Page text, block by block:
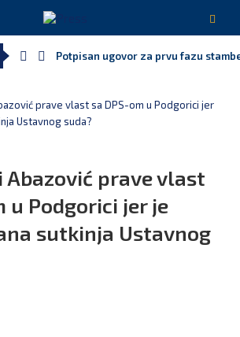
Potpisan ugovor za prvu fazu
prave vlast sa DPS-om u Podgorici jer
Ustavnog suda?
prave vlast
u Podgorici jer je
sutkinja Ustavnog